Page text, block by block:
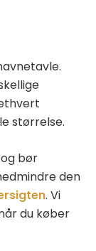
størrelse.
bør
den
. Vi
du køber